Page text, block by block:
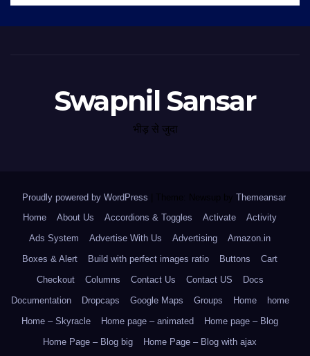
Swapnil Sansar
भीड़ से जुदा
Proudly powered by WordPress Theme: Newsup by Themeansar.
Home
About Us Accordions & Toggles Activate
Activity
Ads System
Advertise With Us Advertising
Amazon.in
Boxes & Alert
Build with perfect images ratio Buttons
Cart
Checkout
Columns Contact Us Contact US
Docs
Documentation
Dropcaps Google Maps Groups Home
home
Home – Skyracle
Home page – animated
Home page – Blog
Home Page – Blog big
Home Page – Blog with ajax